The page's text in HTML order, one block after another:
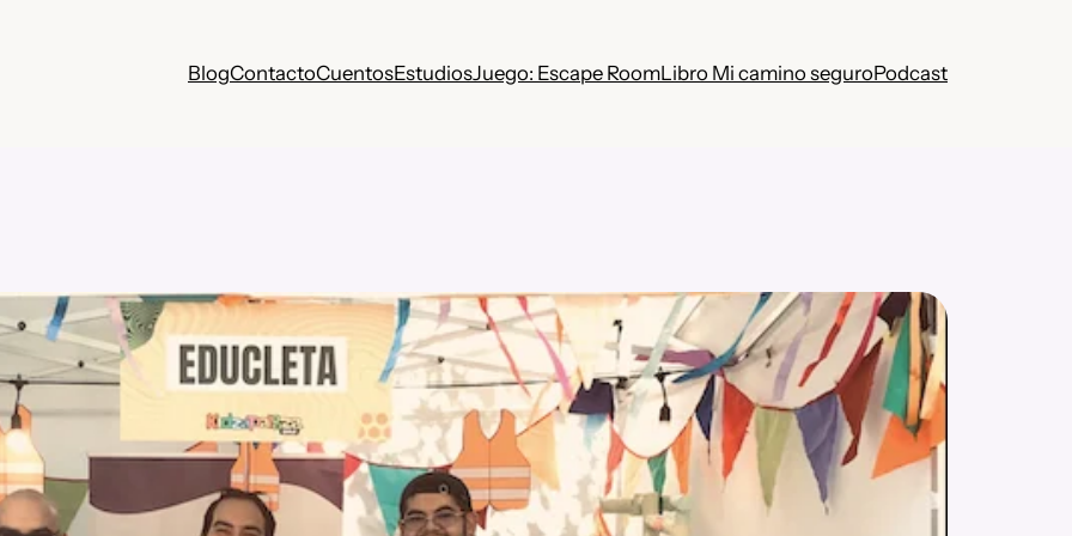
BlogContactoCuentosEstudiosJuego: Escape RoomLibro Mi camino seguroPodcast